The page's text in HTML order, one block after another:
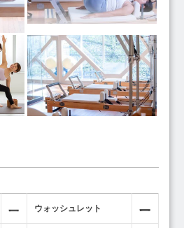
ウォッシュレット